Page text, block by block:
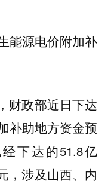
能源电价附加补
财政部近日下达
补助地方资金预
下达的51.8亿
，涉及山西、内